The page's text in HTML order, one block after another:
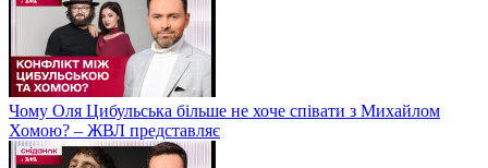
Чому Оля Цибульська більше не хоче співати з Михайлом
Хомою? – ЖВЛ представляє